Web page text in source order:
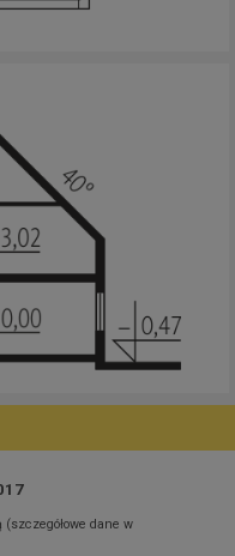
dane w